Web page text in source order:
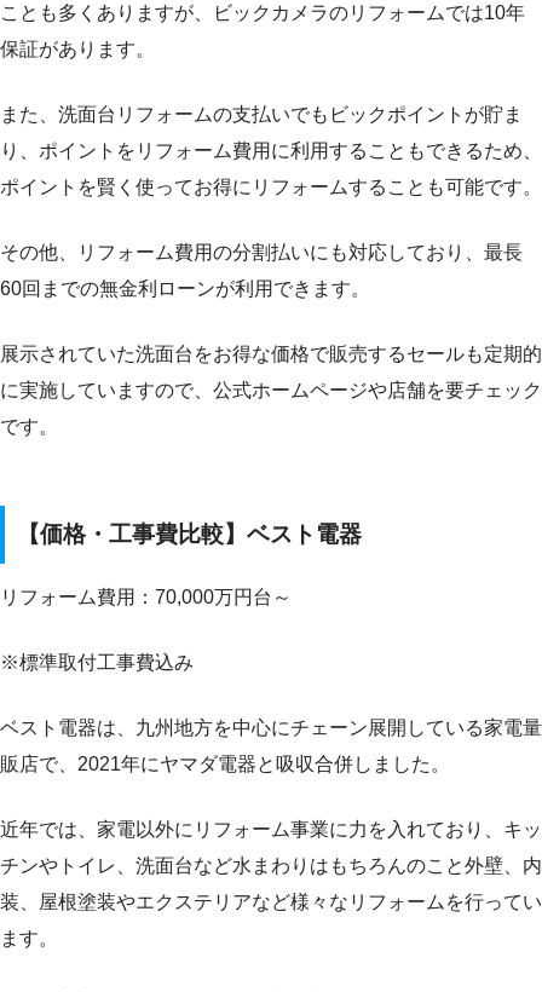
ことも多くありますが、ビックカメラのリフォームでは10年
保証があります。
また、洗面台リフォームの支払いでもビックポイントが貯ま
り、ポイントをリフォーム費用に利用することもできるため、
ポイントを賢く使ってお得にリフォームすることも可能です。
その他、リフォーム費用の分割払いにも対応しており、最長
60回までの無金利ローンが利用できます。
展示されていた洗面台をお得な価格で販売するセールも定期的
に実施していますので、公式ホームページや店舗を要チェック
です。
【価格・工事費比較】ベスト電器
リフォーム費用：70,000万円台～
※標準取付工事費込み
ベスト電器は、九州地方を中心にチェーン展開している家電量
販店で、2021年にヤマダ電器と吸収合併しました。
近年では、家電以外にリフォーム事業に力を入れており、キッ
チンやトイレ、洗面台など水まわりはもちろんのこと外壁、内
装、屋根塗装やエクステリアなど様々なリフォームを行ってい
ます。